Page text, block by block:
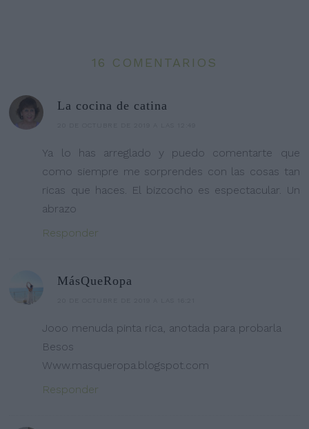
16 COMENTARIOS
La cocina de catina
Ya lo has arreglado y puedo comentarte que
como siempre me sorprendes con las cosas tan
ricas que haces. El bizcocho es espectacular. Un
abrazo
Responder
MásQueRopa
Jooo menuda pinta rica, anotada para probarla
Besos
Www.masqueropa.blogspot.com
Responder